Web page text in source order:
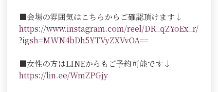
■会場の雰囲気はこちらからご確認頂けます↓
https://www.instagram.com/reel/DR_qZYoEx_r/
?igsh=MWN4bDh5YTVyZXVvOA==
■女性の方はLINEからもご予約可能です↓
https://lin.ee/WmZPGjy